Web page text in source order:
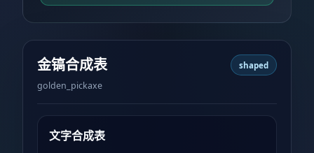
金镐合成表
golden_pickaxe
shaped
文字合成表